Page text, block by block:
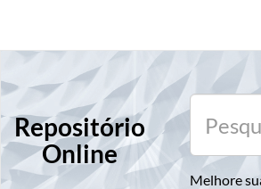
Repositório
Online
Melhore